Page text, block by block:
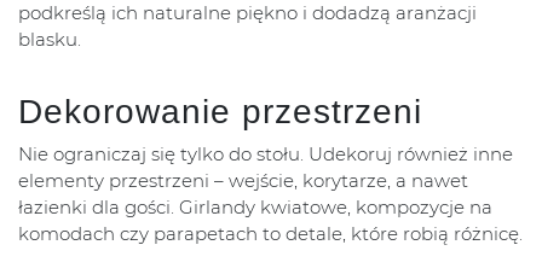
podkreślą ich naturalne piękno i dodadzą aranżacji
blasku.
Dekorowanie przestrzeni
Nie ograniczaj się tylko do stołu. Udekoruj również inne
elementy przestrzeni – wejście, korytarze, a nawet
łazienki dla gości. Girlandy kwiatowe, kompozycje na
komodach czy parapetach to detale, które robią różnicę.